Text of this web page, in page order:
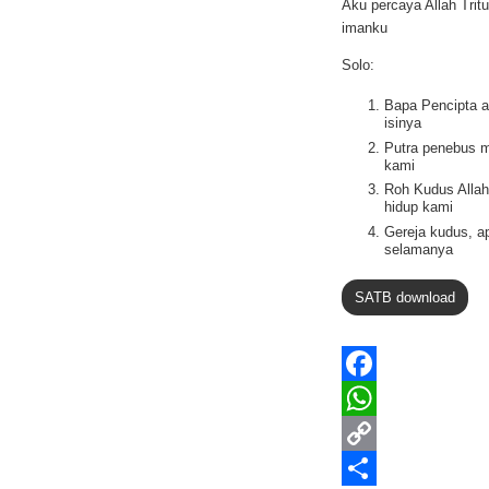
Aku percaya Allah
imanku
Solo:
Bapa Pencipta
isinya
Putra penebus
kami
Roh Kudus
hidup kami
Gereja kudus,
selamanya
SATB download
F
a
c
W
hC